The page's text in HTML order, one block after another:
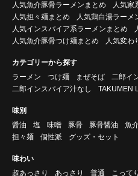
人気魚介豚骨ラーメンまとめ
人気家
人気担々麺まとめ
人気鶏白湯ラーメ
人気インスパイア系ラーメンまとめ
人気魚介豚骨つけ麺まとめ
人気変わ
カテゴリーから探す
ラーメン
つけ麺 まぜそば
二郎イ
二郎インスパイア汁なし
TAKUMEN
味別
醤油
塩 味噌 豚骨 豚骨醤油 魚
担々麺
個性派 グッズ・セット
味わい
超あっさり
あっさり 普通 こってり